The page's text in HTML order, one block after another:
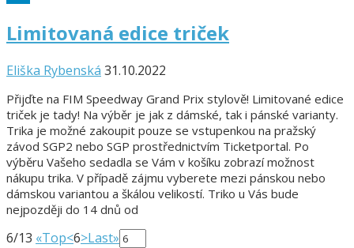
Limitovaná edice triček
Eliška Rybenská 31.10.2022
Přijďte na FIM Speedway Grand Prix stylově! Limitované edice
triček je tady! Na výběr je jak z dámské, tak i pánské varianty.
Trika je možné zakoupit pouze se vstupenkou na pražský
závod SGP2 nebo SGP prostřednictvím Ticketportal. Po
výběru Vašeho sedadla se Vám v košíku zobrazí možnost
nákupu trika. V případě zájmu vyberete mezi pánskou nebo
dámskou variantou a škálou velikostí. Triko u Vás bude
nejpozději do 14 dnů od
6/13 «Top<6>Last»